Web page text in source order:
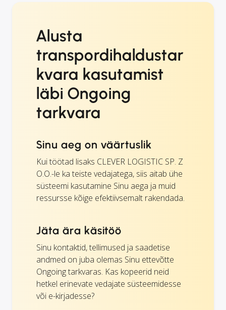
Alusta
transpordihaldustar
kvara kasutamist
läbi Ongoing
tarkvara
Sinu aeg on väärtuslik
Kui töötad lisaks CLEVER LOGISTIC SP. Z
O.O.-le ka teiste vedajatega, siis aitab ühe
süsteemi kasutamine Sinu aega ja muid
ressursse kõige efektiivsemalt rakendada.
Jäta ära käsitöö
Sinu kontaktid, tellimused ja saadetise
andmed on juba olemas Sinu ettevõtte
Ongoing tarkvaras. Kas kopeerid neid
hetkel erinevate vedajate süsteemidesse
või e-kirjadesse?